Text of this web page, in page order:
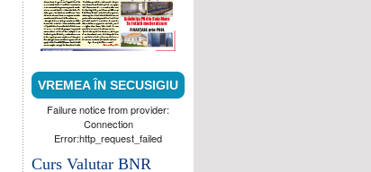
VREMEA ÎN SECUSIGIU
Failure notice from provider:
Connection
Error:http_request_failed
Curs Valutar BNR